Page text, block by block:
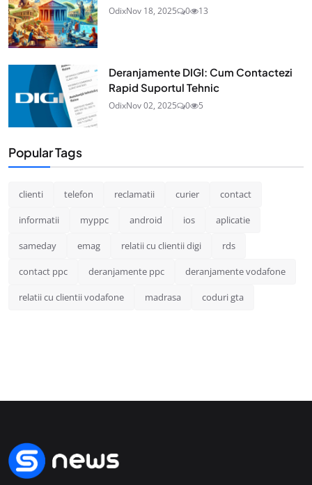
OdixNov 18, 2025 0 13
Deranjamente DIGI: Cum Contactezi
Rapid Suportul Tehnic
OdixNov 02, 2025 0 5
Popular Tags
clienti telefon reclamatii curier contact
informatii myppc android ios aplicatie
sameday emag relatii cu clientii digi rds
contact ppc deranjamente ppc deranjamente vodafone
relatii cu clientii vodafone madrasa coduri gta